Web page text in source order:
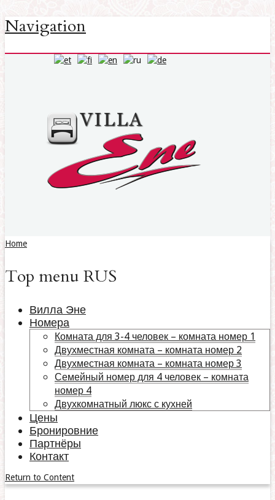
Navigation
Home
Top menu RUS
Вилла Эне
Номера
Комната для 3-4 человек – комната номер 1
Двухместная комната – комната номер 2
Двухместная комната – комната номер 3
Семейный номер для 4 человек – комната
номер 4
Двухкомнатный люкс с кухней
Цены
Бронировние
Партнёры
Контакт
Return to Content